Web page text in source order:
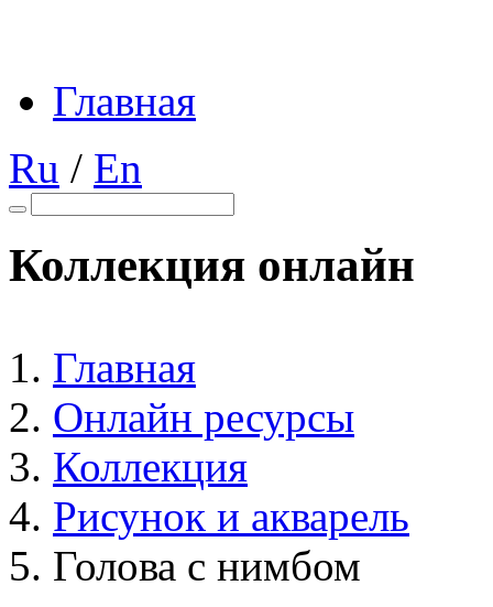
Главная
Ru / En
Коллекция онлайн
Главная
Онлайн ресурсы
Коллекция
Рисунок и акварель
Голова с нимбом